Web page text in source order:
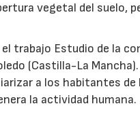
vegetal del suelo,
trabajo Estudio de la
(Castilla-La
a los habitantes
la actividad humana.